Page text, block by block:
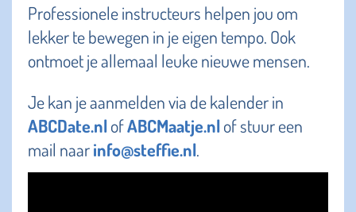
Professionele instructeurs helpen jou om
lekker te bewegen in je eigen tempo. Ook
ontmoet je allemaal leuke nieuwe mensen.
Je kan je aanmelden via de kalender in
ABCDate.nlofABCMaatje.nlof stuur een
mail naarinfo@steffie.nl.